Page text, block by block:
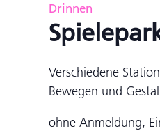
Drinnen
Verschiedene
Bewegen und
ohne Anmeldung,